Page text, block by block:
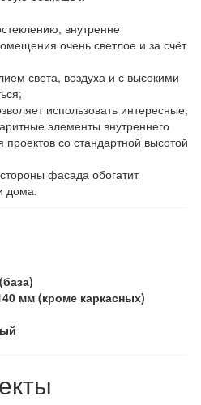
внутренне
очень светлое и за счёт
света, воздуха и с высокими
использовать интересные,
элементы внутреннего
со стандартной высотой
фасада обогатит
дома.
мм (кроме каркасных)